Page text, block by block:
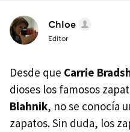
Chloe
Editor
Desde que Carrie
dioses los famosos
Blahnik, no se conocía
zapatos. Sin duda, los